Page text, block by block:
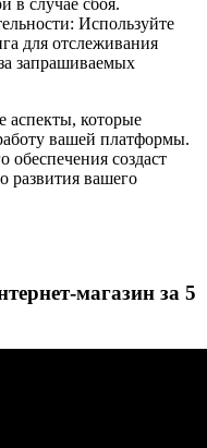
Используйте
для отслеживания
запрашиваемых
аспекты, которые
вашей платформы.
обеспечения создаст
развития вашего
магазин за 5